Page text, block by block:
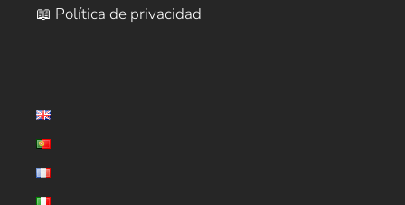
📖 Política de privacidad